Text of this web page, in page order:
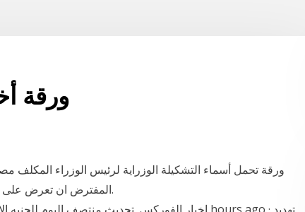
ورقة
المفترض ان تعرض على البرلمان اليوم الاربعاء بعد التاسعة مساء.